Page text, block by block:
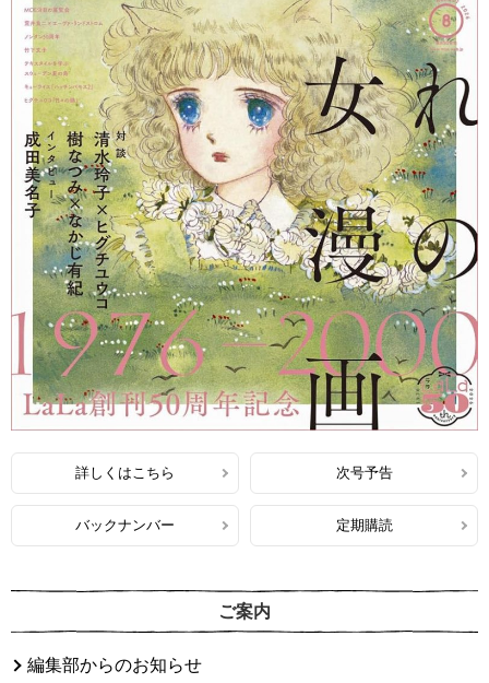
詳しくはこちら 次号予告
バックナンバー 定期購読
ご案内
編集部からのお知らせ